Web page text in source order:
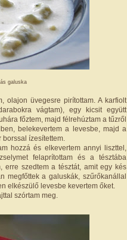
galuska
olajon üvegesre pirítottam. A karfiolt
vágtam), egy kicsit együtt
főztem, majd félrehúztam a tűzről
belekevertem a levesbe, majd a
ízesítettem.
hozzá és elkevertem annyi liszttel,
felaprítottam és a tésztába
erre szedtem a tésztát, amit egy kés
megfőttek a galuskák, szűrőkanállal
elkészülő levesbe kevertem őket.
szórtam meg.